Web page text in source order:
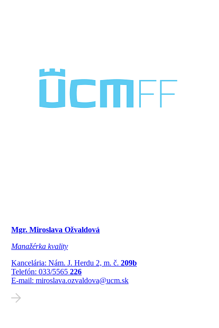
Mgr. Miroslava Ožvaldová
Manažérka kvality
Kancelária: Nám. J. Herdu 2, m. č. 209b
Telefón: 033/5565 226
E-mail: miroslava.ozvaldova@ucm.sk